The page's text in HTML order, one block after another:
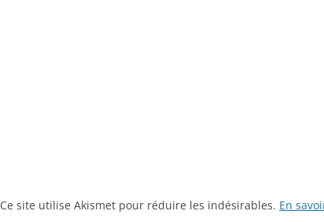
Ce site utilise Akismet pour réduire les indésirables. En